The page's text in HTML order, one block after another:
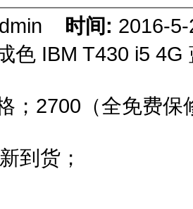
时间: 2016-
色 IBM T430 i5 4G
；2700（全免费保
到货；